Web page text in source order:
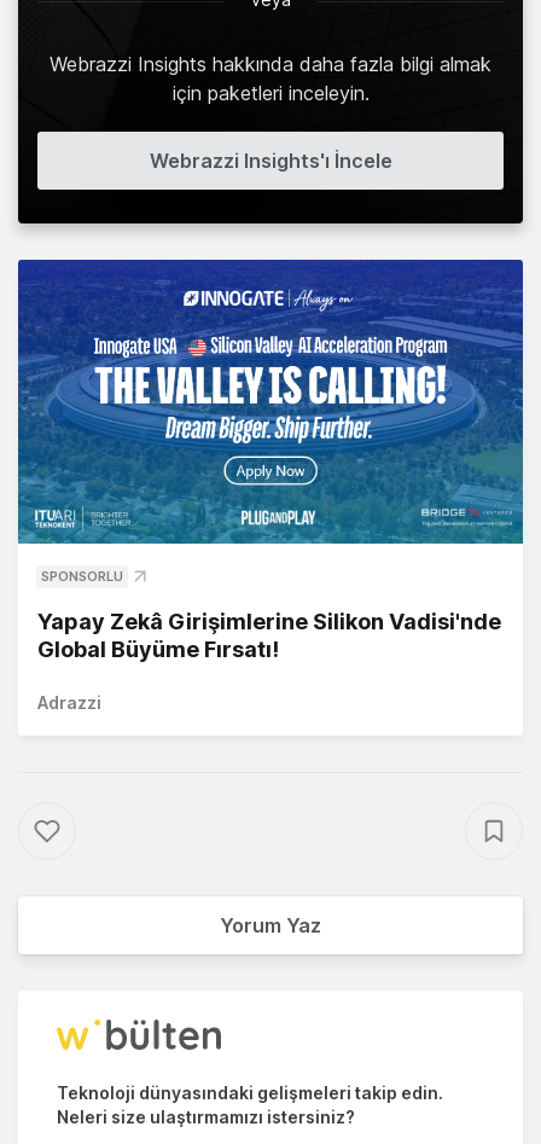
Webrazzi Insights hakkında daha fazla bilgi almak
için paketleri inceleyin.
Webrazzi Insights'ı İncele
SPONSORLU
Yapay Zekâ Girişimlerine Silikon Vadisi'nde
Global Büyüme Fırsatı!
Adrazzi
Yorum Yaz
Teknoloji dünyasındaki gelişmeleri takip edin.
Neleri size ulaştırmamızı istersiniz?